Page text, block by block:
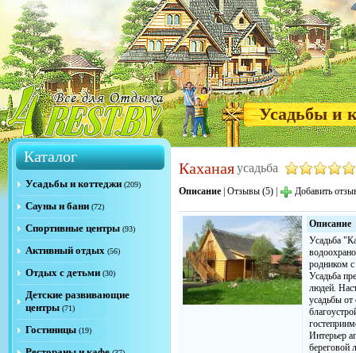
Усадьбы и
Каталог
Усадьбы и коттеджи (209)
Сауны и бани (72)
Спортивные центры (93)
Активный отдых (56)
Отдых с детьми (30)
Детские развивающие
центры (71)
Гостиницы (19)
Каханаяусадьба
Описание Отзывы (5) Добавить
Описание
Усадьба
родником
Усадьба
людей.
усадьбы от
Интерьер
береговой